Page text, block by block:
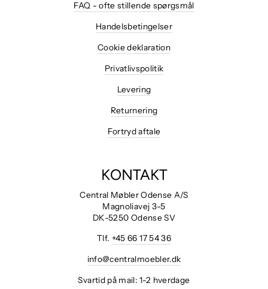
FAQ - ofte stillende spørgsmål
Handelsbetingelser
Cookie deklaration
Privatlivspolitik
Levering
Returnering
Fortryd aftale
KONTAKT
Central Møbler Odense A/S
Magnoliavej 3-5
DK-5250 Odense SV
Tlf. +45 66 17 54 36
info@centralmoebler.dk
Svartid på mail: 1-2 hverdage